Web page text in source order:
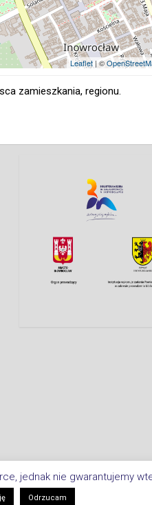
Leaflet | ©
zamieszkania, regionu.
Copyright © 2026 Biblioteka
jednak nie gwarantujemy
Odrzucam